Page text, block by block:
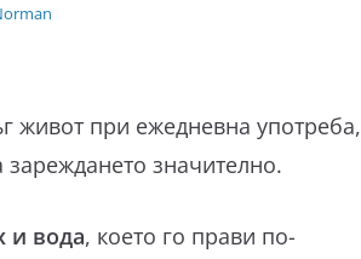
живот при ежедневна употреба,
зареждането значително.
и вода, което го прави по-